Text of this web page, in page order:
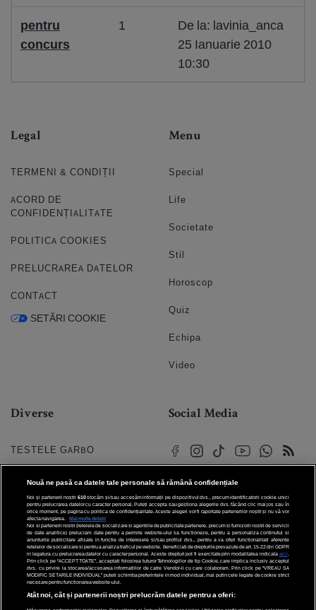
pentru
concurs
1
De la: lavinia_anca
25 Ianuarie 2010
10:30
Legal
TERMENI & CONDIȚII
ACORD DE
CONFIDENȚIALITATE
POLITICA COOKIES
PRELUCRAREA DATELOR
CONTACT
SETĂRI COOKIE
Menu
Special
Life
Societate
Stil
Horoscop
Quiz
Echipa
Video
Diverse
TESTELE GARBO
HOROSCOP
HOROSCOPUL IUBIRII
FORUMURI
TRATAMENTE NATURISTE
DICTIONARE NUME
Social Media
© 2026 Internet Corp SRL
Toate drepturile rezervate
Nouă ne pasă ca datele tale personale să rămână confidențiale
Noi și partenerii noștri 610stocăm și/sau accesăm informații pe dispozitivul dvs., precum identificatorii cookie unici
pentru prelucrarea datelor cu caracter personal. Puteți accepta sau gestiona alegerile dvs. făcând clic mai jos sau în
orice moment, pe pagina cu politica de confidențialitate. Aceste alegeri vor fi raportate partenerilor noștri și nu vă vor
afecta navigarea.
Mai multe detalii
Noi si partenerii nostri (retelele de socializare si agentiile de publicitate partenere, precum si furnizorii nostri de servicii
de date analitice) prelucram date pentru a permite website-ului sa functioneze, pentru a personaliza continutul si
anunturile publicitare afisate in functie de interesele si/sau profilul dvs., pentru a va oferi functionalitati aferente
retelelor de socializare si pentru a analiza traficul pe website. Beneficiati de drepturile prevazute de art. 15-22 din GDPR
in legatura cu prelucrarea datelor cu caracter personal. Aceste drepturi pot fi exercitate prin modalitatea indicata aici
Prin click pe “ACCEPT TOATE”, acceptati folosirea tuturor Tehnologiilor de tip Cookie, care implica inclusiv acceptul
dvs. cu privire la stocarea/accesarea informatiilor de catre Vendor-ii cu care colaboram. Prin click pe “VREAU SA
MODIFIC SETARILE INDIVIDUAL” puteti schimba preferintele in mod individual, mai putin cele legate de cookie strict
necesare pentru functionarea website-ului.
Atât noi, cât și partenerii noștri prelucrăm datele pentru a oferi: